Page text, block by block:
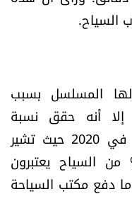
السياح.
لها المسلسل بسبب
إلا أنه حقق نسبة
مشاهدات مرتفعة منذ إطلاقه في 2020 حيث تشير
إلى أن حوالى 38% من السياح يعتبرون
دفع مكتب السياحة